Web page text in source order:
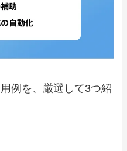
例を、厳選して3つ紹